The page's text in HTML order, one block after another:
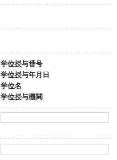
学位授与番号
学位授与年月日
学位名
学位授与機関